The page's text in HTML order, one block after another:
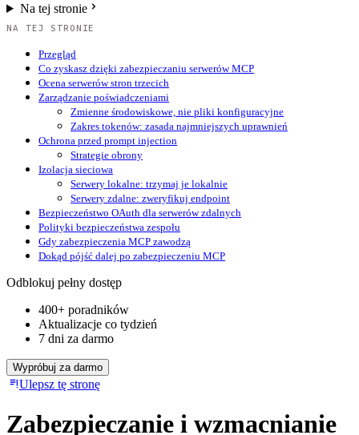
Na tej stronie
NA TEJ STRONIE
Przegląd
Co zyskasz dzięki zabezpieczaniu serwerów MCP
Ocena serwerów stron trzecich
Zarządzanie poświadczeniami
Zmienne środowiskowe, nie pliki konfiguracyjne
Zakres tokenów: zasada najmniejszych uprawnień
Ochrona przed prompt injection
Strategie obrony
Izolacja sieciowa
Serwery lokalne: trzymaj je lokalnie
Serwery zdalne: zweryfikuj endpoint
Bezpieczeństwo OAuth dla serwerów zdalnych
Polityki bezpieczeństwa zespołu
Gdy zabezpieczenia MCP zawodzą
Dokąd pójść dalej po zabezpieczeniu MCP
Odblokuj pełny dostęp
400+ poradników
Aktualizacje co tydzień
7 dni za darmo
Wypróbuj za darmo
Ulepsz tę stronę
Zabezpieczanie i wzmacnianie